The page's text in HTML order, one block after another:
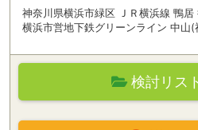
神奈川県横浜市緑区 ＪＲ横浜線 鴨居
横浜市営地下鉄グリーンライン 中山
検討リス